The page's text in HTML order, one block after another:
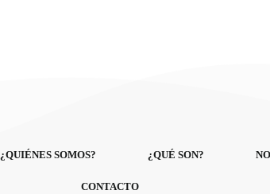
¿QUIÉNES SOMOS? ¿QUÉ SON?
CONTACTO